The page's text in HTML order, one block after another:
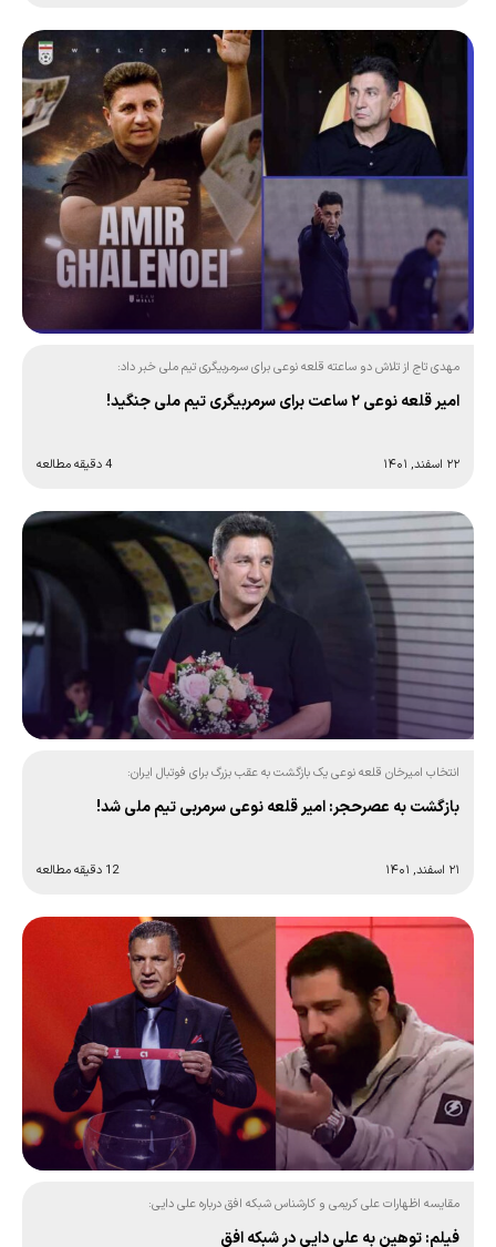
مهدی تاج از تلاش دو ساعته قلعه نوعی برای سرمربیگری تیم ملی خبر داد:
امیر قلعه نوعی ۲ ساعت برای سرمربیگری تیم ملی جنگید!
۲۲ اسفند, ۱۴۰۱ 4 دقیقه مطالعه
انتخاب امیرخان قلعه نوعی یک بازگشت به عقب بزرگ برای فوتبال ایران:
بازگشت به عصرحجر: امیر قلعه نوعی سرمربی تیم ملی شد!
۲۱ اسفند, ۱۴۰۱ 12 دقیقه مطالعه
مقایسه اظهارات علی کریمی و کارشناس شبکه افق درباره علی دایی:
فیلم: توهین به علی دایی در شبکه افق